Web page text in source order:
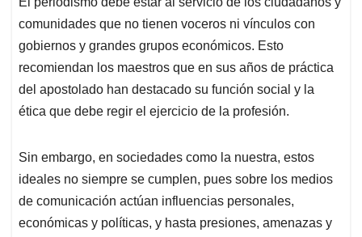
s
A
p
p
b
o
o
k
e
d
I
n
l
a
d
s
comunidades que no tienen voceros ni vínculos con
gobiernos y grandes grupos económicos. Esto
recomiendan los maestros que en sus años de práctica
del apostolado han destacado su función social y la
ética que debe regir el ejercicio de la profesión.
Sin embargo, en sociedades como la nuestra, estos
ideales no siempre se cumplen, pues sobre los medios
de comunicación actúan influencias personales,
económicas y políticas, y hasta presiones, amenazas y